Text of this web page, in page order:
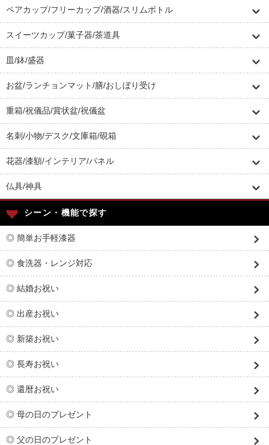
ペアカップ/フリーカップ/酒器/スリムボトル
スイーツカップ/菓子器/茶道具
皿/鉢/盛器
お盆/ランチョンマット/膳/おしぼり受け
重箱/祝儀品/賞状盆/祝儀盆
名刺/小物/デスク/文庫箱/硯箱
花器/漆額/インテリア/パネル
仏具/神具
シーン・機能で探す
◎ 簡単お手軽漆器
◎ 食洗器・レンジ対応
◎ 結婚お祝い
◎ 出産お祝い
◎ 新築お祝い
◎ 長寿お祝い
◎ 還暦お祝い
◎ 母の日のプレゼント
◎ 父の日のプレゼント